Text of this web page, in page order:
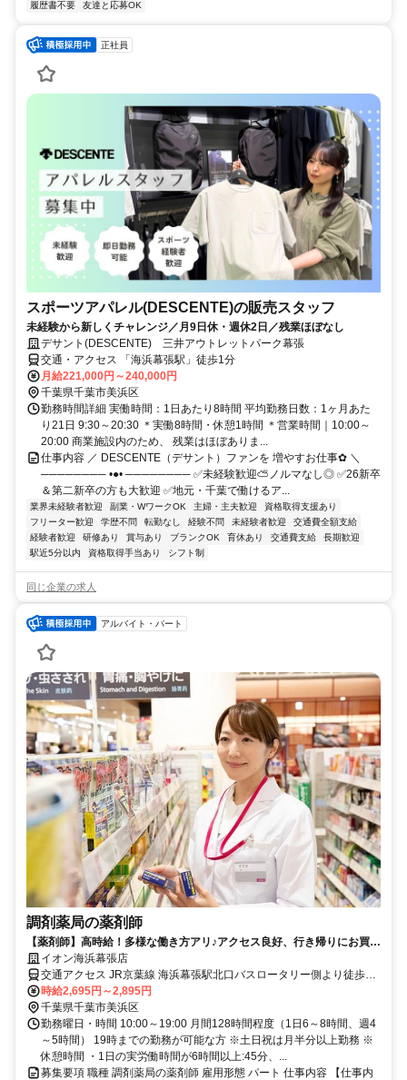
履歴書不要 友達と応募OK
正社員
スポーツアパレル(DESCENTE)の販売スタッフ
未経験から新しくチャレンジ／月9日休・週休2日／残業ほぼなし
デサント(DESCENTE) 三井アウトレットパーク幕張
交通・アクセス 「海浜幕張駅」徒歩1分
月給221,000円～240,000円
千葉県千葉市美浜区
勤務時間詳細 実働時間：1日あたり8時間 平均勤務日数：1ヶ月あた
り21日 9:30～20:30 ＊実働8時間・休憩1時間 ＊営業時間｜10:00～
20:00 商業施設内のため、 残業はほぼありま...
仕事内容 ／ DESCENTE（デサント）ファンを 増やすお仕事✿ ＼
──────── •●• ──────── ✅未経験歓迎⛅ノルマなし◎ ✅26新卒
＆第二新卒の方も大歓迎 ✅地元・千葉で働けるア...
業界未経験者歓迎 副業・WワークOK 主婦・主夫歓迎
資格取得支援あり
フリーター歓迎
学歴不問 転勤なし 経験不問 未経験者歓迎
交通費全額支給
経験者歓迎
研修あり 賞与あり ブランクOK 育休あり 交通費支給
長期歓迎
駅近5分以内
資格取得手当あり シフト制
同じ企業の求人
アルバイト・パート
調剤薬局の薬剤師
【薬剤師】高時給！多様な働き方アリ♪アクセス良好、行き帰りにお買い
物OK！イオン薬局で働きませんか？
イオン海浜幕張店
交通アクセス JR京葉線 海浜幕張駅北口バスロータリー側より徒歩7
分
時給2,695円～2,895円
千葉県千葉市美浜区
勤務曜日・時間 10:00～19:00 月間128時間程度（1日6～8時間、週4
～5時間） 19時までの勤務が可能な方 ※土日祝は月半分以上勤務 ※
休憩時間 ・1日の実労働時間が6時間以上:45分、...
募集要項 職種 調剤薬局の薬剤師 雇用形態 パート 仕事内容 【仕事内